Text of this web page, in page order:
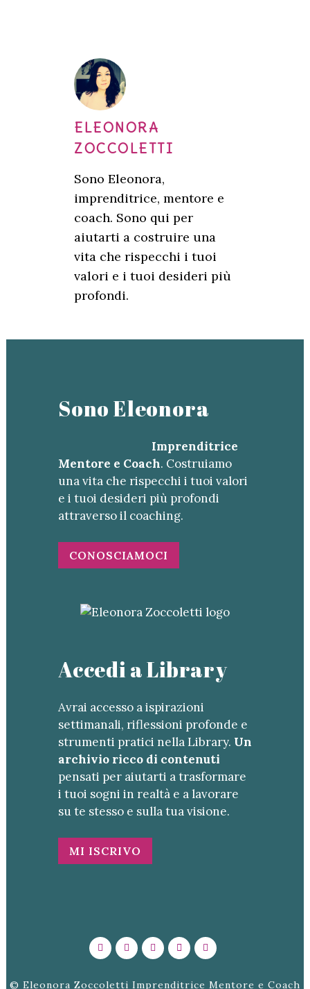
ELEONORA
ZOCCOLETTI
Sono Eleonora,
imprenditrice, mentore e
coach. Sono qui per
aiutarti a costruire una
vita che rispecchi i tuoi
valori e i tuoi desideri più
profondi.
Sono Eleonora
Imprenditrice
Mentore e Coach. Costruiamo
una vita che rispecchi i tuoi valori
e i tuoi desideri più profondi
attraverso il coaching.
CONOSCIAMOCI
Accedi a Library
Avrai accesso a ispirazioni
settimanali, riflessioni profonde e
strumenti pratici nella Library. Un
archivio ricco di contenuti
pensati per aiutarti a trasformare
i tuoi sogni in realtà e a lavorare
su te stesso e sulla tua visione.
MI ISCRIVO
© Eleonora Zoccoletti Imprenditrice Mentore e Coach